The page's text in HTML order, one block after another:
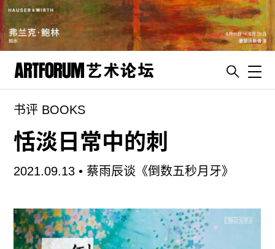
artguide
新闻
展评
杂志
视频
ENGLISH
书评 BOOKS
恬淡日常中的刺
2021.09.13 • 蔡雨辰谈《倒数五秒月牙》